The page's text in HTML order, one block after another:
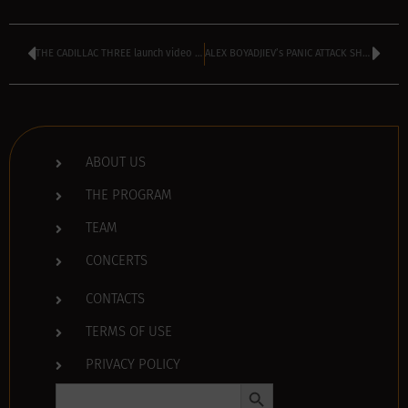
THE CADILLAC THREE launch video for the smokin’ Devil’s Lettuce ALEX BOYADJIEV’s PANIC ATTACK SHOW is TODAY – kicks off at 4 PM
ABOUT US
THE PROGRAM
TEAM
CONCERTS
CONTACTS
TERMS OF USE
PRIVACY POLICY
Search
Search Button